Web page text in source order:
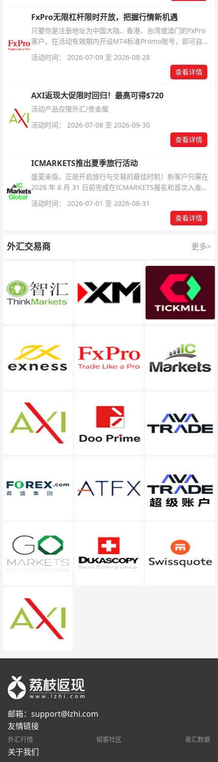
FxPro无限杠杆限时开放，把握行情新机遇
只要你是注册地址为中国大陆、香港、台湾或澳门的FxPro
客户，在活动有效期内开设MT4标准Promo账号，即可自动
活动时间： 2026-07-09 至 2026-08-28
查看详情
AXI返现大促限时回归！最高可得$720
活动产品仅限外汇/贵金属
活动时间： 2026-07-08 至 2026-09-30
查看详情
ICMARKETS推出夏季旅行活动
盛夏来临，正是开启旅行与交易的最佳时机！新客户只需在
2026 年 8 月 31 日前完成在ICMARKETS报名和首次入金即
活动时间： 2026-07-01 至 2026-08-31
查看详情
外汇交易商 更多>
邮箱： support@lzhi.com
友情链接
外汇行情 韬客社区 易汇数据
关于我们